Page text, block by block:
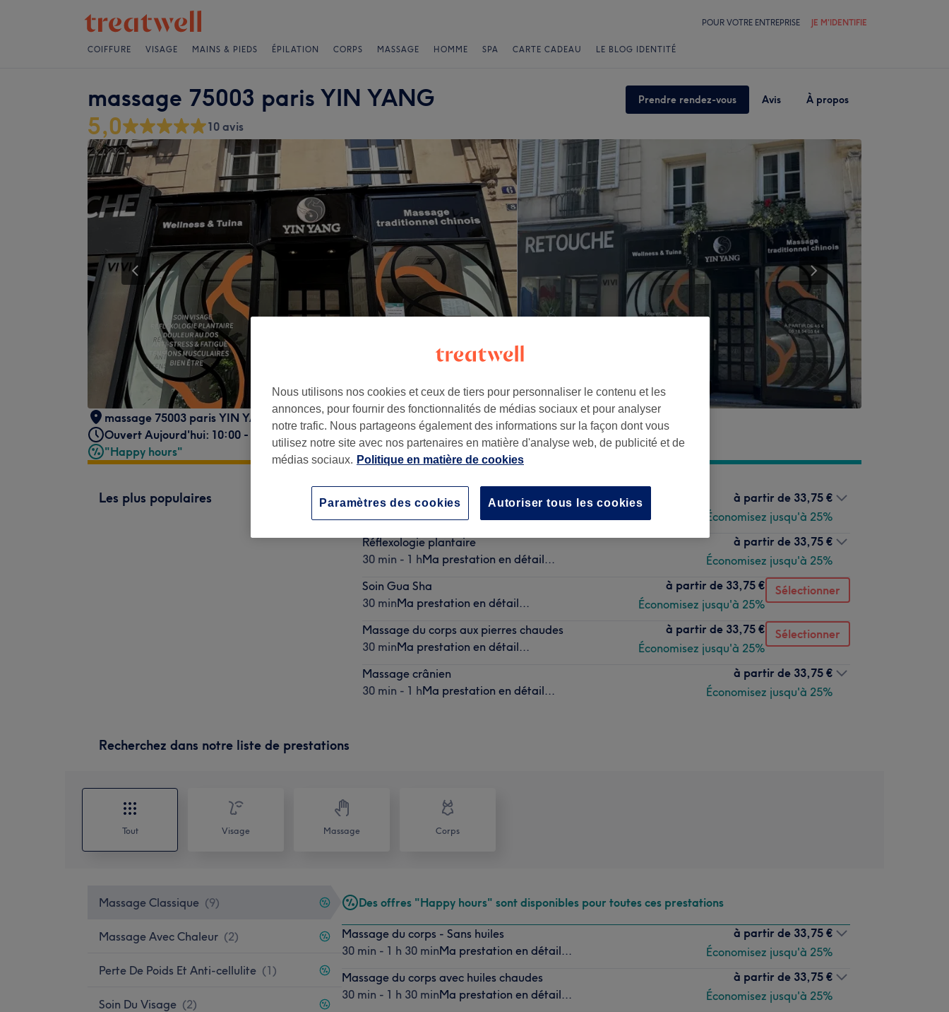
POUR VOTRE ENTREPRISE JE M'IDENTIFIE
COIFFURE VISAGE MAINS & PIEDS ÉPILATION CORPS MASSAGE HOMME SPA CARTE CADEAU LE BLOG IDENTITÉ
massage 75003 paris YIN YANG Prendre rendez-vous Avis À propos
5,0 10 avis
massage 75003 paris YIN YANG, Paris, 75003
Ouvert Aujourd'hui: 10:00 - 20:00
"Happy hours"
Les plus populaires
Massage du corps avec huiles chaudes
à partir de 33,75 €
Économisez jusqu'à 25%
Réflexologie plantaire
30 min - 1 hMa prestation en détail...
à partir de 33,75 €
Économisez jusqu'à 25%
Soin Gua Sha
30 minMa prestation en détail...
à partir de 33,75 €
Économisez jusqu'à 25%
Sélectionner
Massage du corps aux pierres chaudes
30 minMa prestation en détail...
à partir de 33,75 €
Économisez jusqu'à 25%
Sélectionner
Massage crânien
30 min - 1 hMa prestation en détail...
à partir de 33,75 €
Économisez jusqu'à 25%
Recherchez dans notre liste de prestations
Tout Visage Massage Corps
Massage Classique (9)
Massage Avec Chaleur (2)
Perte De Poids Et Anti-cellulite (1)
Soin Du Visage (2)
Des offres "Happy hours" sont disponibles pour toutes ces prestations
Massage du corps - Sans huiles
30 min - 1 h 30 minMa prestation en détail...
à partir de 33,75 €
Économisez jusqu'à 25%
Massage du corps avec huiles chaudes
30 min - 1 h 30 minMa prestation en détail...
à partir de 33,75 €
Économisez jusqu'à 25%
Nous utilisons nos cookies et ceux de tiers pour personnaliser le contenu et les
annonces, pour fournir des fonctionnalités de médias sociaux et pour analyser
notre trafic. Nous partageons également des informations sur la façon dont vous
utilisez notre site avec nos partenaires en matière d'analyse web, de publicité et de
médias sociaux. Politique en matière de cookies
Autoriser tous les cookies
Paramètres des cookies